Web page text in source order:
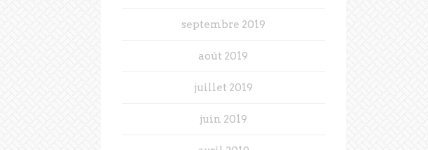
septembre 2019
août 2019
juillet 2019
juin 2019